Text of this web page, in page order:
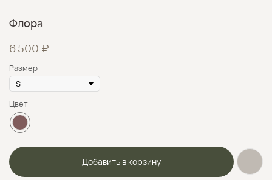
Флора
6 500 ₽
Размер
Цвет
Добавить в корзину